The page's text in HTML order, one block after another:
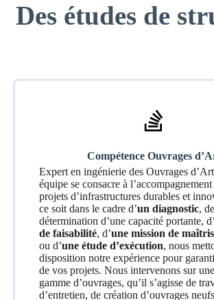
Des études de
Compétence Ouvrages
Expert en ingénierie des Ouvrages
équipe se consacre à
projets d’infrastructures durables et
ce soit dans le cadre d’un diagnostic,
détermination d’une capacité portante, d’
de faisabilité, d’une mission de
ou d’une étude d’exécution, nous
disposition notre expérience pour
de vos projets. Nous intervenons sur
gamme d’ouvrages, qu’il s’agisse de
d’entretien, de création d’ouvrages